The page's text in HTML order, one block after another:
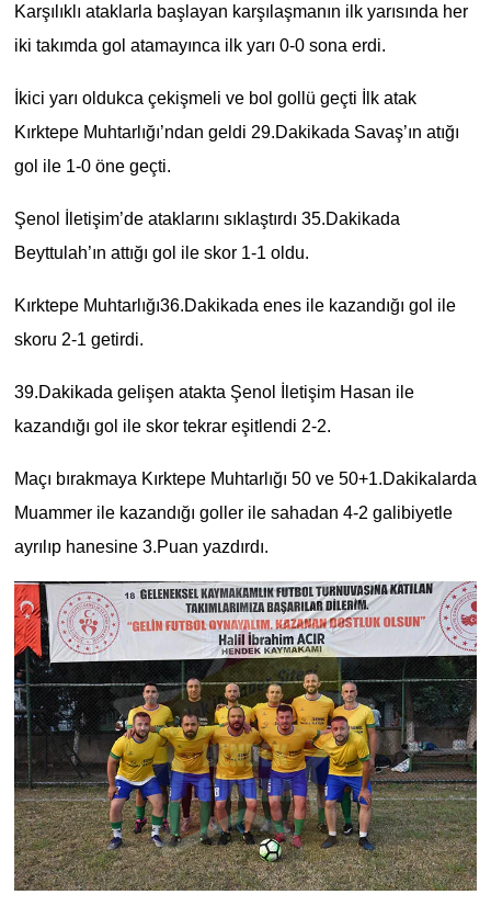
Karşılıklı ataklarla başlayan karşılaşmanın ilk yarısında her
iki takımda gol atamayınca ilk yarı 0-0 sona erdi.
İkici yarı oldukca çekişmeli ve bol gollü geçti İlk atak
Kırktepe Muhtarlığı’ndan geldi 29.Dakikada Savaş’ın atığı
gol ile 1-0 öne geçti.
Şenol İletişim’de ataklarını sıklaştırdı 35.Dakikada
Beyttulah’ın attığı gol ile skor 1-1 oldu.
Kırktepe Muhtarlığı36.Dakikada enes ile kazandığı gol ile
skoru 2-1 getirdi.
39.Dakikada gelişen atakta Şenol İletişim Hasan ile
kazandığı gol ile skor tekrar eşitlendi 2-2.
Maçı bırakmaya Kırktepe Muhtarlığı 50 ve 50+1.Dakikalarda
Muammer ile kazandığı goller ile sahadan 4-2 galibiyetle
ayrılıp hanesine 3.Puan yazdırdı.